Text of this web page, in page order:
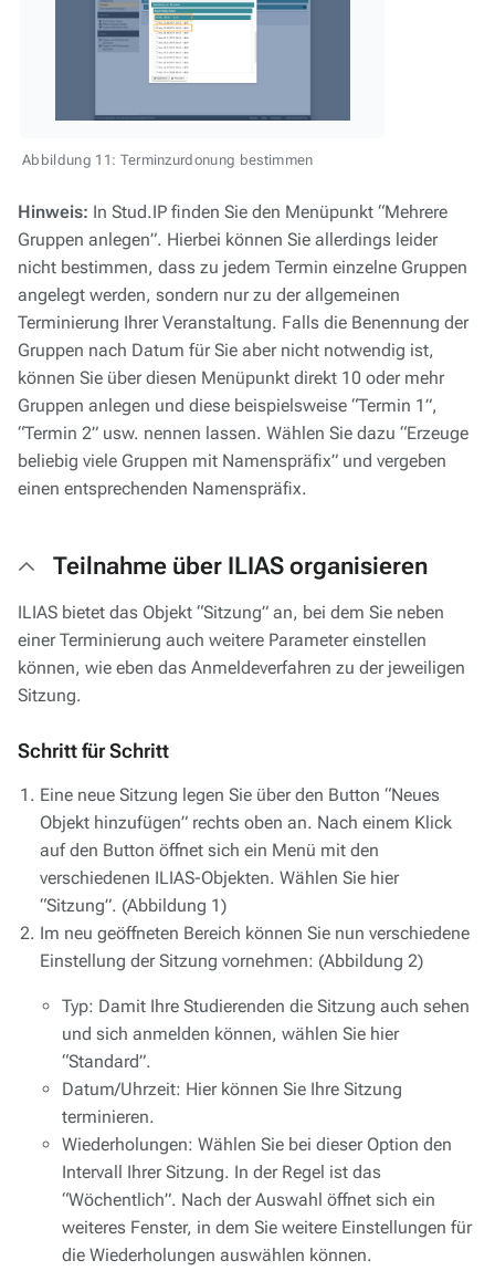
Abbildung 11: Terminzurdonung bestimmen
Hinweis: In Stud.IP finden Sie den Menüpunkt “Mehrere
Gruppen anlegen”. Hierbei können Sie allerdings leider
nicht bestimmen, dass zu jedem Termin einzelne Gruppen
angelegt werden, sondern nur zu der allgemeinen
Terminierung Ihrer Veranstaltung. Falls die Benennung der
Gruppen nach Datum für Sie aber nicht notwendig ist,
können Sie über diesen Menüpunkt direkt 10 oder mehr
Gruppen anlegen und diese beispielsweise “Termin 1”,
“Termin 2” usw. nennen lassen. Wählen Sie dazu “Erzeuge
beliebig viele Gruppen mit Namenspräfix” und vergeben
einen entsprechenden Namenspräfix.
Teilnahme über ILIAS organisieren
ILIAS bietet das Objekt “Sitzung” an, bei dem Sie neben
einer Terminierung auch weitere Parameter einstellen
können, wie eben das Anmeldeverfahren zu der jeweiligen
Sitzung.
Schritt für Schritt
Eine neue Sitzung legen Sie über den Button “Neues
Objekt hinzufügen” rechts oben an. Nach einem Klick
auf den Button öffnet sich ein Menü mit den
verschiedenen ILIAS-Objekten. Wählen Sie hier
“Sitzung”. (Abbildung 1)
Im neu geöffneten Bereich können Sie nun verschiedene
Einstellung der Sitzung vornehmen: (Abbildung 2)
Typ: Damit Ihre Studierenden die Sitzung auch sehen
und sich anmelden können, wählen Sie hier
“Standard”.
Datum/Uhrzeit: Hier können Sie Ihre Sitzung
terminieren.
Wiederholungen: Wählen Sie bei dieser Option den
Intervall Ihrer Sitzung. In der Regel ist das
“Wöchentlich”. Nach der Auswahl öffnet sich ein
weiteres Fenster, in dem Sie weitere Einstellungen für
die Wiederholungen auswählen können.